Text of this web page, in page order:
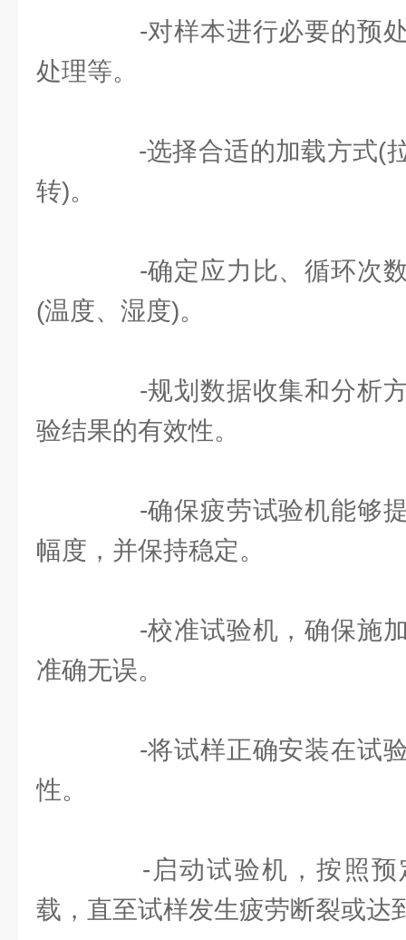
-对样本进行必要的预处
处理等。
-选择合适的加载方式(
转)。
-确定应力比、循环次数
(温度、湿度)。
-规划数据收集和分析方
验结果的有效性。
-确保疲劳试验机能够提
幅度，并保持稳定。
-校准试验机，确保施加
准确无误。
-将试样正确安装在试验
性。
-启动试验机，按照预
载，直至试样发生疲劳断裂或达